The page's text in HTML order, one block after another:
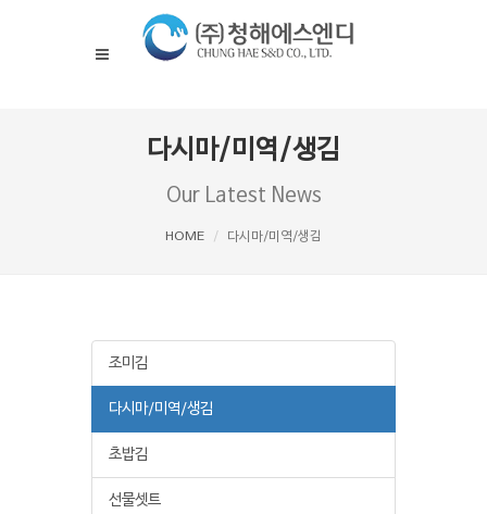
다시마/미역/생김
Our Latest News
HOME 다시마/미역/생김
조미김
다시마/미역/생김
초밥김
선물셋트